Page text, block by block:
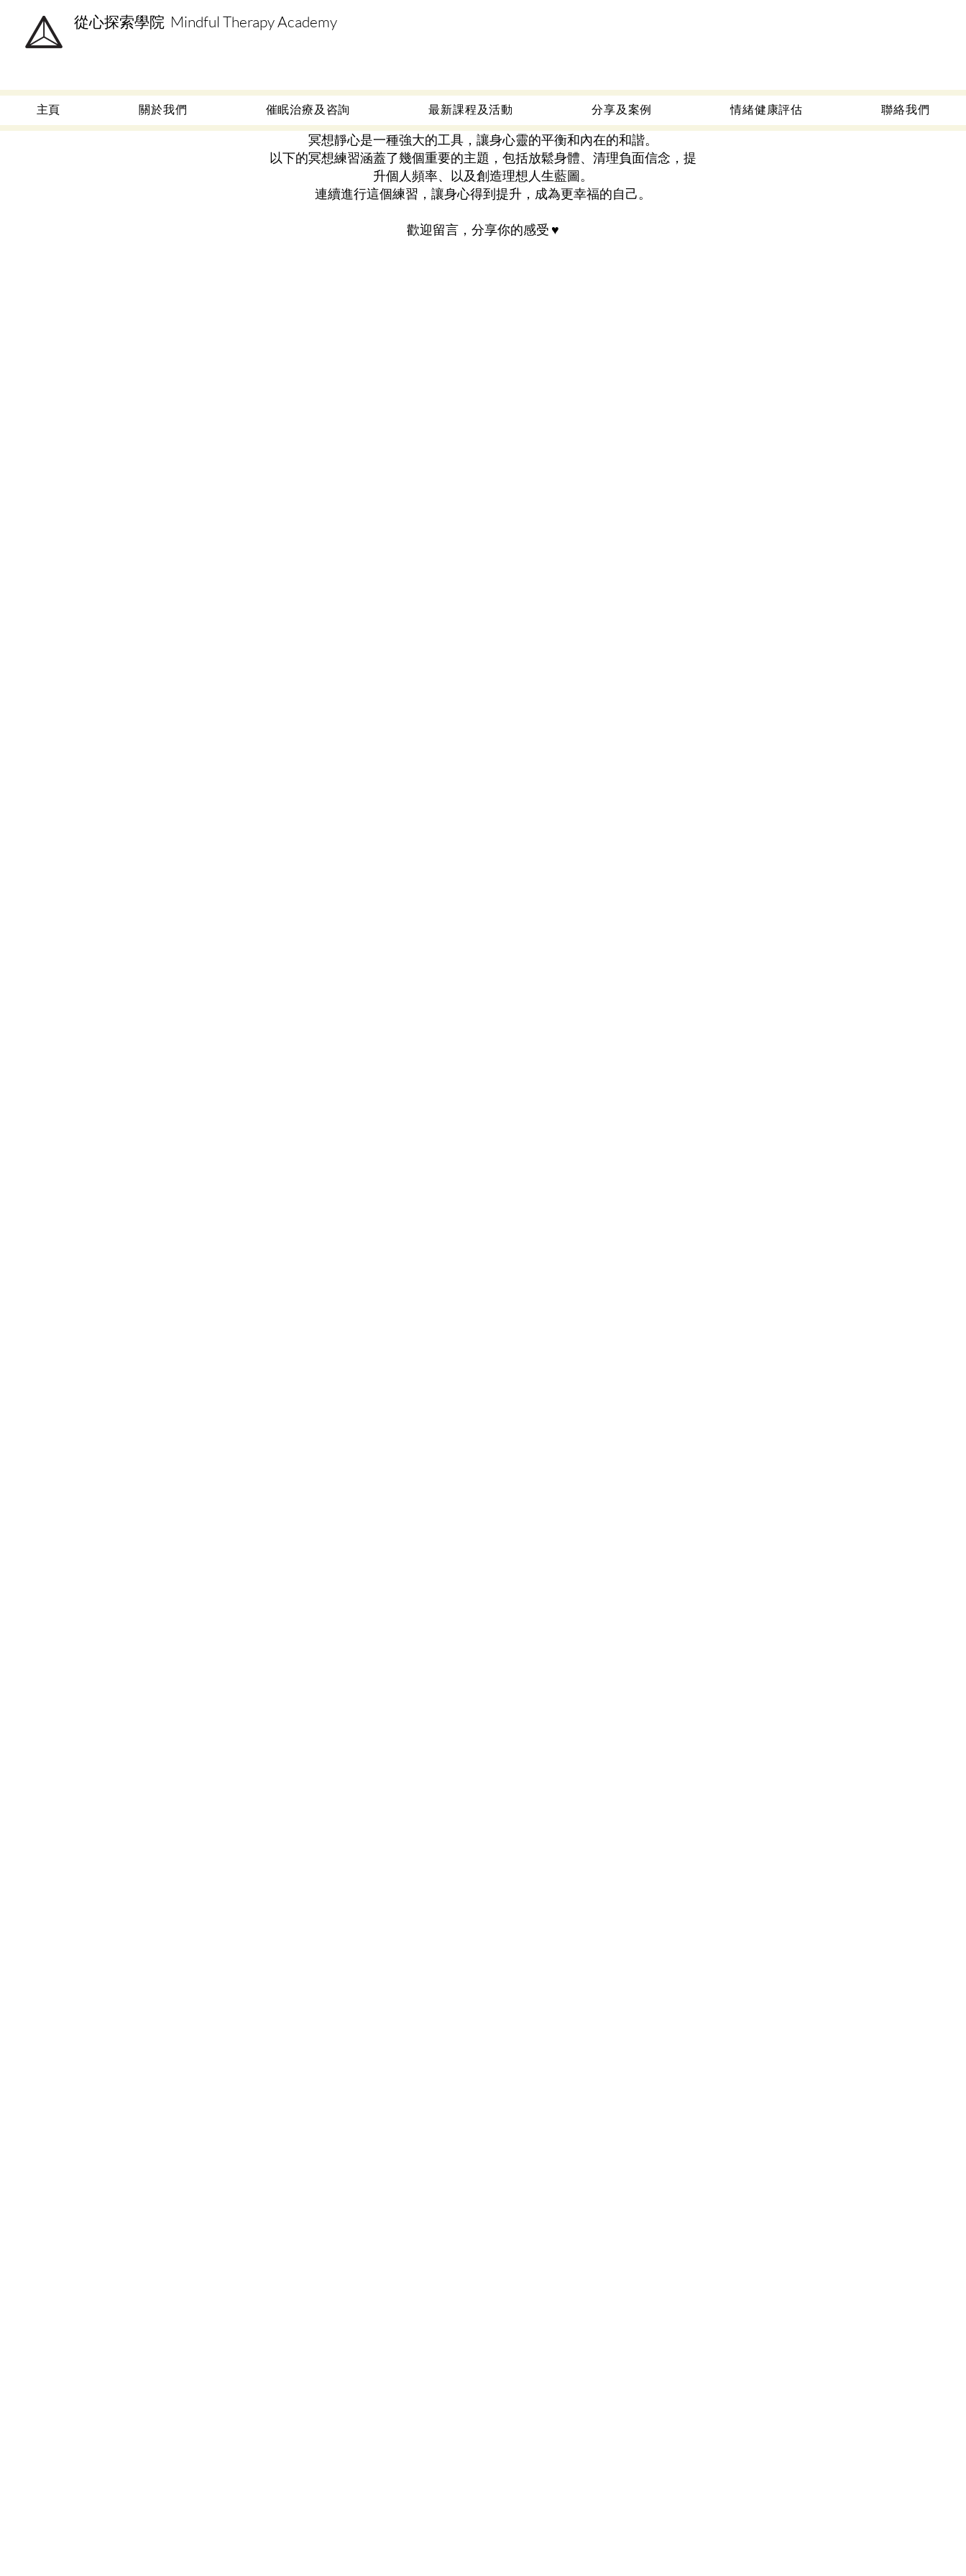
從心探索學院 Mindful Therapy Academy
主頁 關於我們 催眠治療及咨詢 最新課程及活動 分享及案例 情緒健康評估 聯絡我們
歡迎進入 《覺醒心靈系列》冥想引導，
冥想靜心是一種強大的工具，讓身心靈的平衡和內在的和諧。
以下的冥想練習涵蓋了幾個重要的主題，包括放鬆身體、清理負面信念，提
升個人頻率、以及創造理想人生藍圖。
連續進行這個練習，讓身心得到提升，成為更幸福的自己。
歡迎留言，分享你的感受 ♥️